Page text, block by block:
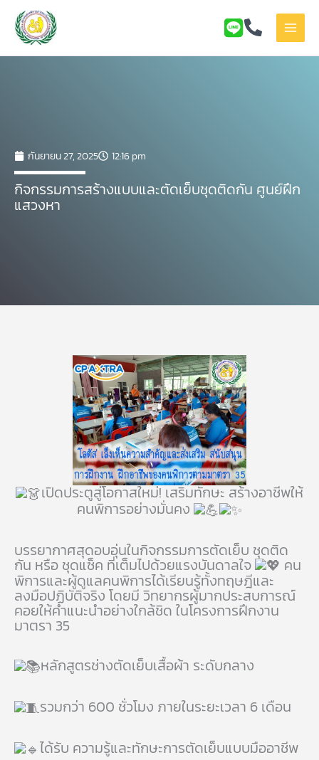
content
กันยายน 27, 2025 12:16 pm
กิจกรรมการสร้างแบบและตัดเย็บชุดติดกัน ศูนย์ฝึก
แสวงหา
เปิดประตูสู่โอกาสใหม่! เสริมทักษะ สร้างอาชีพให้
คนพิการอย่างมั่นคง
บรรยากาศสุดอบอุ่นในกิจกรรมการตัดเย็บ ชุดติด
กัน หรือ ชุดแซ็ค ที่เต็มไปด้วยแรงบันดาลใจ คน
พิการและผู้ดูแลคนพิการได้เรียนรู้ทั้งทฤษฎีและ
ลงมือปฏิบัติจริง โดยมี วิทยากรผู้มากประสบการณ์
คอยให้คำแนะนำอย่างใกล้ชิด ในโครงการฝึกงาน
มาตรา 35
หลักสูตรช่างตัดเย็บเสื้อผ้า ระดับกลาง
รวมกว่า 600 ชั่วโมง ภายในระยะเวลา 6 เดือน
ได้รับ ความรู้และทักษะการตัดเย็บแบบมืออาชีพ